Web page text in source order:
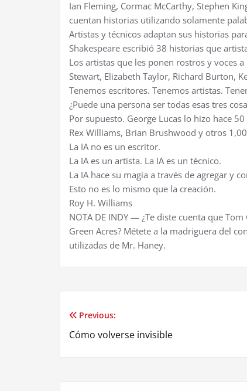
Ian Fleming, Cormac McCarthy, Stephen
cuentan historias utilizando solamente
Artistas y técnicos adaptan sus historias
Shakespeare escribió 38 historias que
Los artistas que les ponen rostros y voces
Stewart, Elizabeth Taylor, Richard Burton,
Tenemos escritores. Tenemos artistas.
¿Puede una persona ser todas esas tres
Por supuesto. George Lucas lo hizo hace
Rex Williams, Brian Brushwood y otros
La IA no es un escritor.
La IA es un artista. La IA es un técnico.
La IA hace su magia a través de agregar y
Esto no es lo mismo que la creación.
Roy H. Williams
NOTA DE INDY — ¿Te diste cuenta que
Green Acres? Métete a la madriguera del
utilizadas de Mr. Haney.
Post
Previous:
Cómo volverse invisible